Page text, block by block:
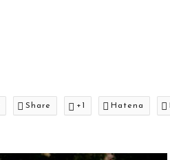
Share +1 Hatena